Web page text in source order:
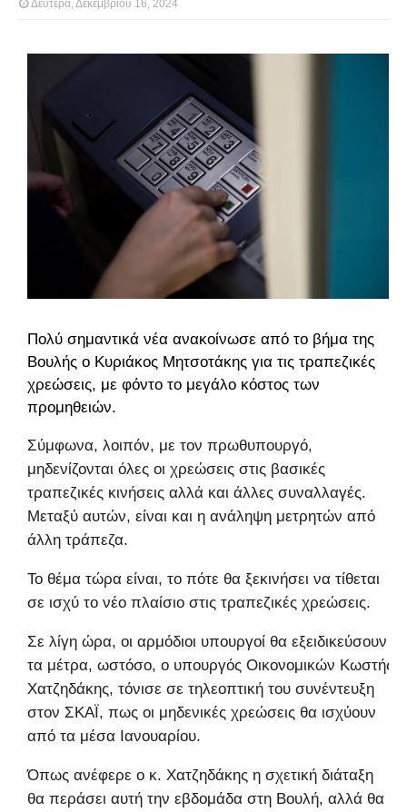
Δευτέρα, Δεκεμβρίου 16, 2024
Πολύ σημαντικά νέα ανακοίνωσε από το βήμα της
Βουλής ο Κυριάκος Μητσοτάκης για τις τραπεζικές
χρεώσεις, με φόντο το μεγάλο κόστος των
προμηθειών.
Σύμφωνα, λοιπόν, με τον πρωθυπουργό,
μηδενίζονται όλες οι χρεώσεις στις βασικές
τραπεζικές κινήσεις αλλά και άλλες συναλλαγές.
Μεταξύ αυτών, είναι και η ανάληψη μετρητών από
άλλη τράπεζα.
Το θέμα τώρα είναι, το πότε θα ξεκινήσει να τίθεται
σε ισχύ το νέο πλαίσιο στις τραπεζικές χρεώσεις.
Σε λίγη ώρα, οι αρμόδιοι υπουργοί θα εξειδικεύσουν
τα μέτρα, ωστόσο, ο υπουργός Οικονομικών Κωστής
Χατζηδάκης, τόνισε σε τηλεοπτική του συνέντευξη
στον ΣΚΑΪ, πως οι μηδενικές χρεώσεις θα ισχύουν
από τα μέσα Ιανουαρίου.
Όπως ανέφερε ο κ. Χατζηδάκης η σχετική διάταξη
θα περάσει αυτή την εβδομάδα στη Βουλή, αλλά θα